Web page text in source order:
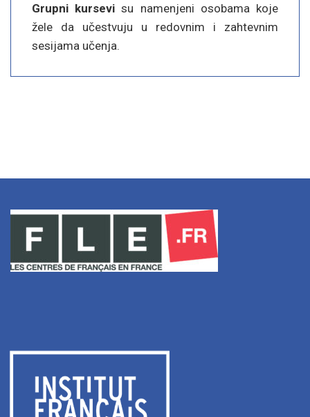
Grupni kursevi su namenjeni osobama koje
žele da učestvuju u redovnim i zahtevnim
sesijama učenja.